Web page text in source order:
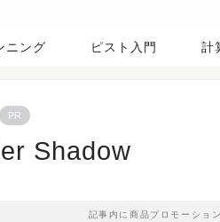
ニング ピスト入門 計
PR
Shadow
記事内に商品プロモーショ